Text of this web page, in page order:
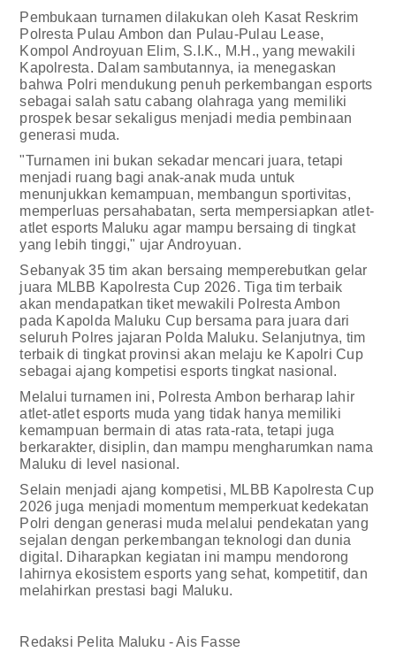
Pembukaan turnamen dilakukan oleh Kasat Reskrim
Polresta Pulau Ambon dan Pulau-Pulau Lease,
Kompol Androyuan Elim, S.I.K., M.H., yang mewakili
Kapolresta. Dalam sambutannya, ia menegaskan
bahwa Polri mendukung penuh perkembangan esports
sebagai salah satu cabang olahraga yang memiliki
prospek besar sekaligus menjadi media pembinaan
generasi muda.
"Turnamen ini bukan sekadar mencari juara, tetapi
menjadi ruang bagi anak-anak muda untuk
menunjukkan kemampuan, membangun sportivitas,
memperluas persahabatan, serta mempersiapkan atlet-
atlet esports Maluku agar mampu bersaing di tingkat
yang lebih tinggi," ujar Androyuan.
Sebanyak 35 tim akan bersaing memperebutkan gelar
juara MLBB Kapolresta Cup 2026. Tiga tim terbaik
akan mendapatkan tiket mewakili Polresta Ambon
pada Kapolda Maluku Cup bersama para juara dari
seluruh Polres jajaran Polda Maluku. Selanjutnya, tim
terbaik di tingkat provinsi akan melaju ke Kapolri Cup
sebagai ajang kompetisi esports tingkat nasional.
Melalui turnamen ini, Polresta Ambon berharap lahir
atlet-atlet esports muda yang tidak hanya memiliki
kemampuan bermain di atas rata-rata, tetapi juga
berkarakter, disiplin, dan mampu mengharumkan nama
Maluku di level nasional.
Selain menjadi ajang kompetisi, MLBB Kapolresta Cup
2026 juga menjadi momentum memperkuat kedekatan
Polri dengan generasi muda melalui pendekatan yang
sejalan dengan perkembangan teknologi dan dunia
digital. Diharapkan kegiatan ini mampu mendorong
lahirnya ekosistem esports yang sehat, kompetitif, dan
melahirkan prestasi bagi Maluku.
Redaksi Pelita Maluku - Ais Fasse